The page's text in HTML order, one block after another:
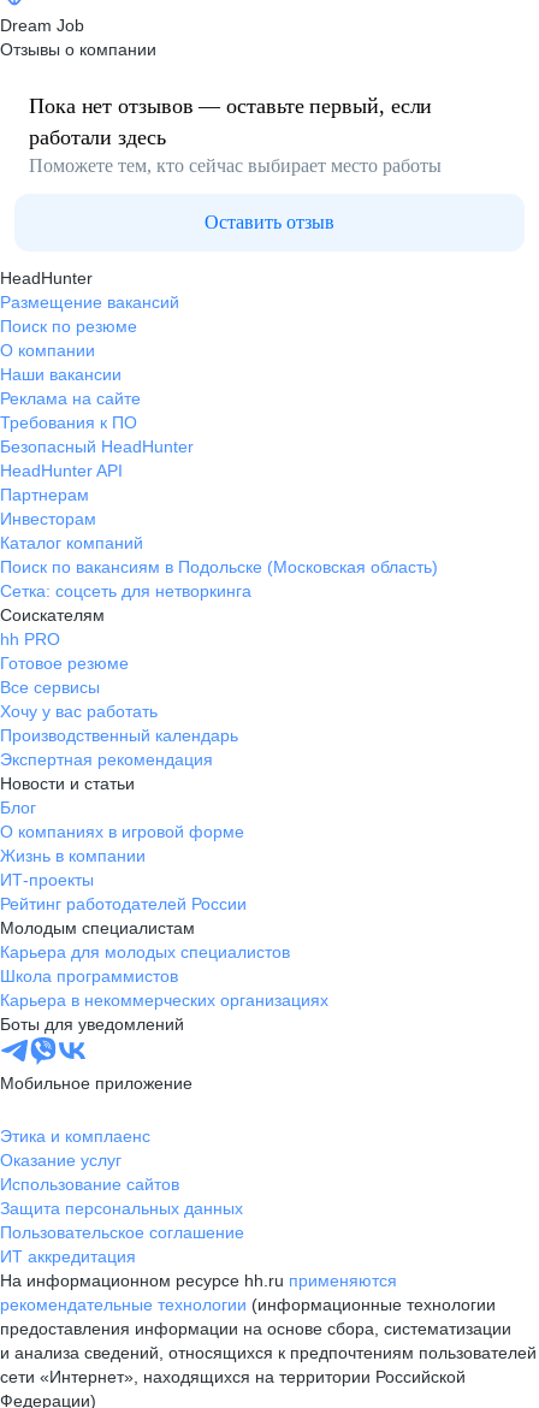
Dream Job
Отзывы о компании
Пока нет отзывов — оставьте первый, если
работали здесь
Поможете тем, кто сейчас выбирает место работы
Оставить отзыв
HeadHunter
Размещение вакансий
Поиск по резюме
О компании
Наши вакансии
Реклама на сайте
Требования к ПО
Безопасный HeadHunter
HeadHunter API
Партнерам
Инвесторам
Каталог компаний
Поиск по вакансиям в Подольске (Московская область)
Сетка: соцсеть для нетворкинга
Соискателям
hh PRO
Готовое резюме
Все сервисы
Хочу у вас работать
Производственный календарь
Экспертная рекомендация
Новости и статьи
Блог
О компаниях в игровой форме
Жизнь в компании
ИТ-проекты
Рейтинг работодателей России
Молодым специалистам
Карьера для молодых специалистов
Школа программистов
Карьера в некоммерческих организациях
Боты для уведомлений
Мобильное приложение
Этика и комплаенс
Оказание услуг
Использование сайтов
Защита персональных данных
Пользовательское соглашение
ИТ аккредитация
На информационном ресурсе hh.ru применяются
рекомендательные технологии (информационные технологии
предоставления информации на основе сбора, систематизации
и анализа сведений, относящихся к предпочтениям пользователей
сети «Интернет», находящихся на территории Российской
Федерации)